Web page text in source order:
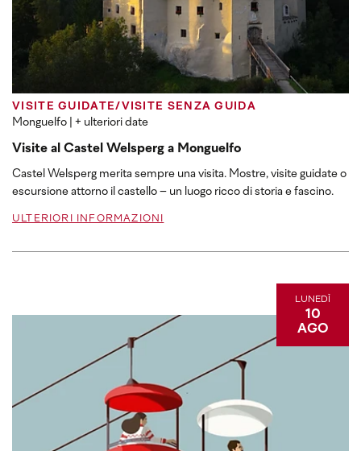
VISITE GUIDATE/VISITE SENZA GUIDA
Monguelfo | + ulteriori date
Visite al Castel Welsperg a Monguelfo
Castel Welsperg merita sempre una visita. Mostre, visite guidate o
escursione attorno il castello – un luogo ricco di storia e fascino.
ULTERIORI INFORMAZIONI
LUNEDÌ
10
AGO